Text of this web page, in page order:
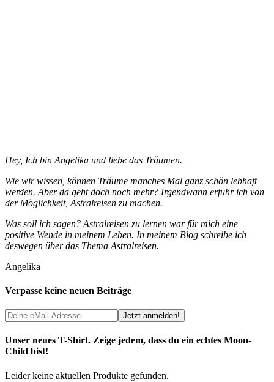
Hey, Ich bin Angelika und liebe das Träumen.
Wie wir wissen, können Träume manches Mal ganz schön lebhaft
werden. Aber da geht doch noch mehr? Irgendwann erfuhr ich von
der Möglichkeit, Astralreisen zu machen.
Was soll ich sagen? Astralreisen zu lernen war für mich eine
positive Wende in meinem Leben. In meinem Blog schreibe ich
deswegen über das Thema Astralreisen.
Angelika
Verpasse keine neuen Beiträge
Unser neues T-Shirt. Zeige jedem, dass du ein echtes Moon-
Child bist!
Leider keine aktuellen Produkte gefunden.